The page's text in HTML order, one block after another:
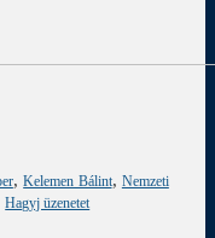
,Kelemen Bálint, Nemzeti
Hagyj üzenetet